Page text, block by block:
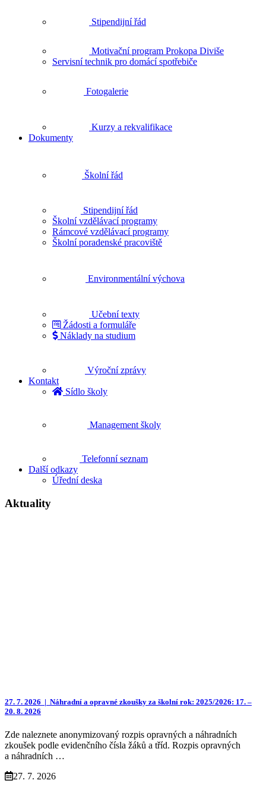
Stipendijní řád
Motivační program Prokopa Diviše
Servisní technik pro domácí spotřebiče
Fotogalerie
Kurzy a rekvalifikace
Dokumenty
Školní řád
Stipendijní řád
Školní vzdělávací programy
Rámcové vzdělávací programy
Školní poradenské pracoviště
Environmentální výchova
Učební texty
Žádosti a formuláře
Náklady na studium
Výroční zprávy
Kontakt
Sídlo školy
Management školy
Telefonní seznam
Další odkazy
Úřední deska
Aktuality
27. 7. 2026 | Náhradní a opravné zkoušky za školní rok: 2025/2026: 17. –
20. 8. 2026
Zde naleznete anonymizovaný rozpis opravných a náhradních
zkoušek podle evidenčního čísla žáků a tříd. Rozpis opravných
a náhradních …
27. 7. 2026